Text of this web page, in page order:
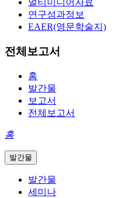
연구성과정보
EAER(영문학술지)
전체보고서
홈
발간물
보고서
전체보고서
홈
발간물
발간물
세미나